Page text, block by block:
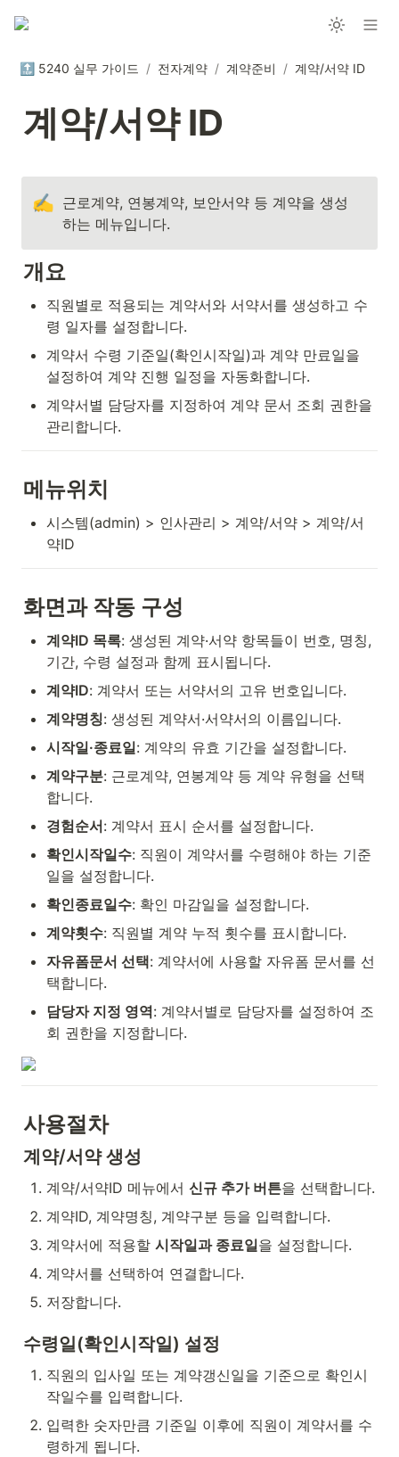
🔝 5240 실무 가이드 / 전자계약 / 계약준비 / 계약/서약 ID
계약/서약 ID
✍️ 근로계약, 연봉계약, 보안서약 등 계약을 생성
하는 메뉴입니다.
개요
직원별로 적용되는 계약서와 서약서를 생성하고 수
령 일자를 설정합니다.
계약서 수령 기준일(확인시작일)과 계약 만료일을
설정하여 계약 진행 일정을 자동화합니다.
계약서별 담당자를 지정하여 계약 문서 조회 권한을
관리합니다.
메뉴위치
시스템(admin) > 인사관리 > 계약/서약 > 계약/서
약ID
화면과 작동 구성
계약ID 목록: 생성된 계약·서약 항목들이 번호, 명칭,
기간, 수령 설정과 함께 표시됩니다.
계약ID: 계약서 또는 서약서의 고유 번호입니다.
계약명칭: 생성된 계약서·서약서의 이름입니다.
시작일·종료일: 계약의 유효 기간을 설정합니다.
계약구분: 근로계약, 연봉계약 등 계약 유형을 선택
합니다.
경험순서: 계약서 표시 순서를 설정합니다.
확인시작일수: 직원이 계약서를 수령해야 하는 기준
일을 설정합니다.
확인종료일수: 확인 마감일을 설정합니다.
계약횟수: 직원별 계약 누적 횟수를 표시합니다.
자유폼문서 선택: 계약서에 사용할 자유폼 문서를 선
택합니다.
담당자 지정 영역: 계약서별로 담당자를 설정하여 조
회 권한을 지정합니다.
사용절차
계약/서약 생성
계약/서약ID 메뉴에서 신규 추가 버튼을 선택합니다.
계약ID, 계약명칭, 계약구분 등을 입력합니다.
계약서에 적용할 시작일과 종료일을 설정합니다.
계약서를 선택하여 연결합니다.
저장합니다.
수령일(확인시작일) 설정
직원의 입사일 또는 계약갱신일을 기준으로 확인시
작일수를 입력합니다.
입력한 숫자만큼 기준일 이후에 직원이 계약서를 수
령하게 됩니다.